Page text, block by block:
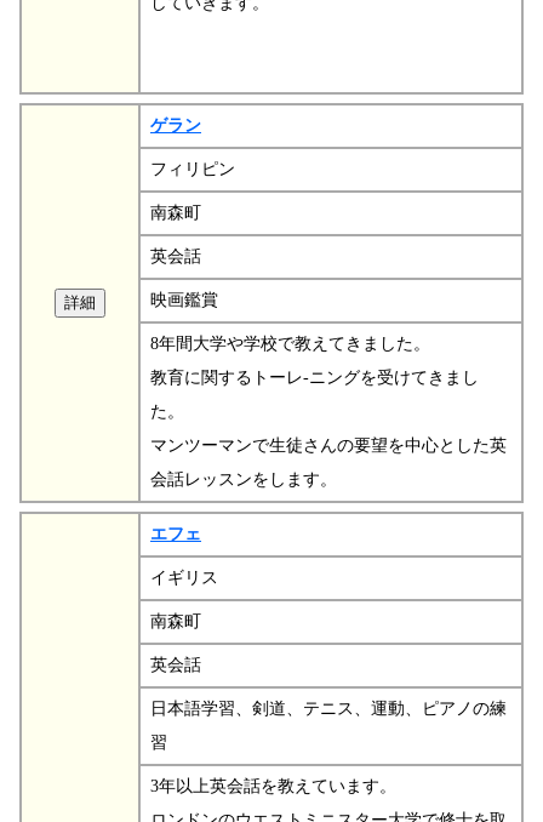
ゲラン
フィリピン
南森町
英会話
映画鑑賞
8年間大学や学校で教えてきました。
教育に関するトーレ-ニングを受けてきまし
た。
マンツーマンで生徒さんの要望を中心とした英
会話レッスンをします。
エフェ
イギリス
南森町
英会話
日本語学習、剣道、テニス、運動、ピアノの練
習
3年以上英会話を教えています。